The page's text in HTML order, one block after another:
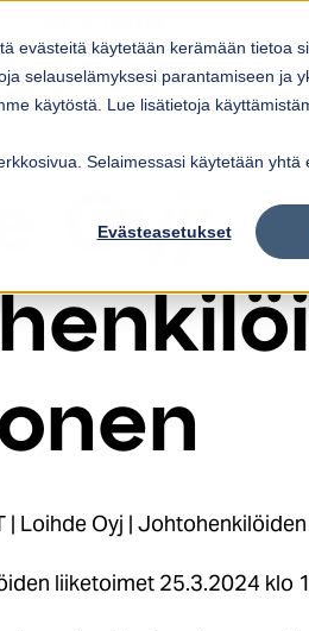
evästeitä käytetään kerämään tietoa
selauselämyksesi parantamiseen ja
käytöstä. Lue lisätietoja
Selaimessasi käytetään
Evästeasetukset
Show submenu for
RatkaisutShow
Oyj:
| Loihde Oyj |
liiketoimet 25.3.2024 klo